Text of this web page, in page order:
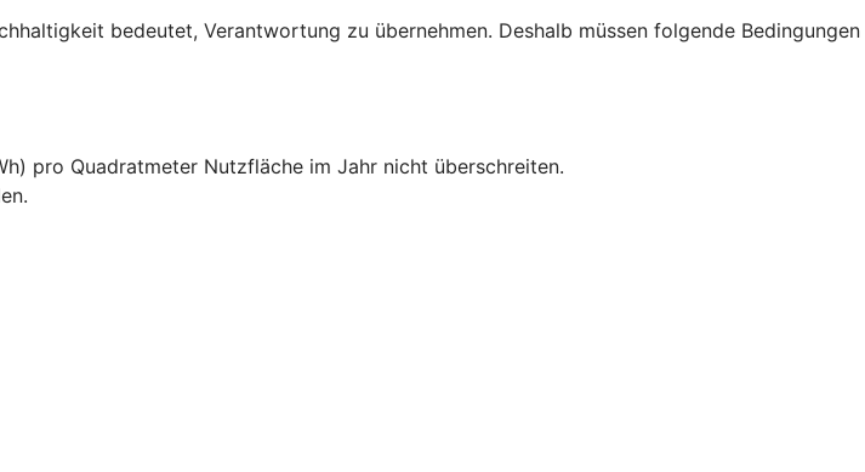
bedeutet, Verantwortung zu übernehmen. Deshalb müssen folgende Bedingungen
pro Quadratmeter Nutzfläche im Jahr nicht überschreiten.